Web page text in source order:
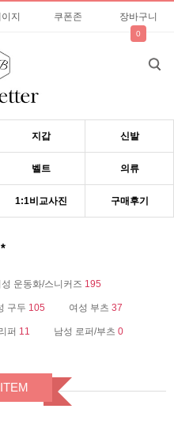
지 쿠폰존 장바구니
0
지갑 신발
벨트 의류
1:1비교사진 구매후기
성 운동화/스니커즈 195
구두 105 여성 부츠 37
퍼 11 남성 로퍼/부츠 0